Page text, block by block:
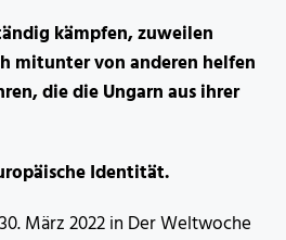
kämpfen, zuweilen
mitunter von anderen helfen
die die Ungarn aus ihrer
Identität.
März 2022 in Der Weltwoche